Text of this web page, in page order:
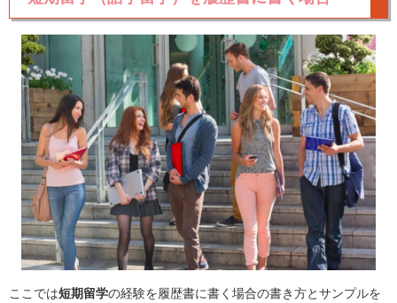
ここでは短期留学の経験を履歴書に書く場合の書き方とサンプルを